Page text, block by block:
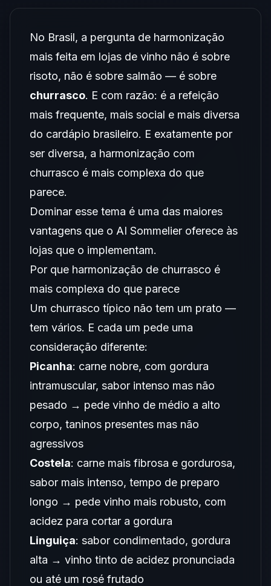
No Brasil, a pergunta de harmonização
mais feita em lojas de vinho não é sobre
risoto, não é sobre salmão — é sobre
churrasco. E com razão: é a refeição
mais frequente, mais social e mais diversa
do cardápio brasileiro. E exatamente por
ser diversa, a harmonização com
churrasco é mais complexa do que
parece.
Dominar esse tema é uma das maiores
vantagens que o AI Sommelier oferece às
lojas que o implementam.
Por que harmonização de churrasco é
mais complexa do que parece
Um churrasco típico não tem um prato —
tem vários. E cada um pede uma
consideração diferente:
Picanha: carne nobre, com gordura
intramuscular, sabor intenso mas não
pesado → pede vinho de médio a alto
corpo, taninos presentes mas não
agressivos
Costela: carne mais fibrosa e gordurosa,
sabor mais intenso, tempo de preparo
longo → pede vinho mais robusto, com
acidez para cortar a gordura
Linguiça: sabor condimentado, gordura
alta → vinho tinto de acidez pronunciada
ou até um rosé frutado